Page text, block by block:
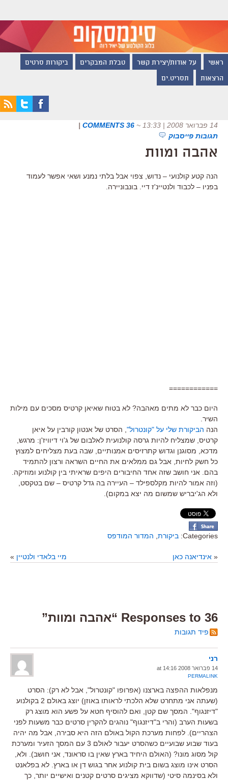
ראשי על אודות/יצירת קשר טבלת המבקרים ביקורות סרטים
הרצאות תסריט.ים
14 פברואר 2008 | 13:33 ~
36 COMMENTS
|
תגובות פייסבוק
אהבה ומוות
הנה קטע קולנועי – נדוש, צפוי אבל בלתי נמנע ושאי אפשר לעמוד
בפניו – לכבוד ולנטיינ'ז דיי. בונבוניירה.
============
היום כבר לא מתים מאהבה? לא בטוח שאיאן קרטיס מסכים עם מילות
השיר.
הנה הביקורת שלי על "קונטרול" , הסרט של אנטון קורבין על איאן
קרטיס, שמצליח להיות גרסה קולנועית לאלבום של ג'וי דיוויז'ן: מרגש,
מדכא, מסוגנן וגדוש קתרזיסים אמנותיים, שבה בעת מצליחים למצוץ
כל חשק לחיות, אבל גם ממלאים את החיים השראה ורצון להתמיד
בהם. אני חושב שזה אחד החיבורים היפים שראיתי בין קולנוע ומוזיקה.
(וזה אמור להיות מקלספילד – העיירה בה גדל קרטיס – שם בטקסט,
ולא הג'יבריש שמשום מה יצא במקום).
Categories: ביקורת המדור המודפס
« אינדיאנה כאן מיי בלאדי ולנטיין »
36 Responses to “אהבה ומוות”
פיד תגובות
רני
14 פברואר 2008 at 14:16
PERMALINK
מנפלאות ההפצה בארצנו (אפרופו "קונטרול", אבל לא רק): הסרט
(שעתה אני מתחרט שלא הלכתי לראותו באוזן) יוצג באולם 2 בקולנוע
"דיזנגוף". המסך שם קטן, ואם להוסיף חטא על פשע הוא מוצג רק
בשעות הערב (והרי ב"דיזנגוף" נוהגים להקרין סרטים כבר משעות לפני
הצהריים). לפחות מערכת הקול באולם הזה היא סבירה, אבל מה יהיה
בעוד שבוע שבועיים כשהסרט יעבור לאולם 3 עם המסך הזעיר ומערכת
קול מסוג מונו? (האולם היחיד בארץ שאין בו סראונד, אני חושב). ולא,
הסרט אינו מוצג בשום בית קולנוע אחר בגוש דן או בארץ. לא בפלאנט
ולא בסינמה סיטי (שדווקא מציגים סרטים קטנים ואישיים יותר, כך